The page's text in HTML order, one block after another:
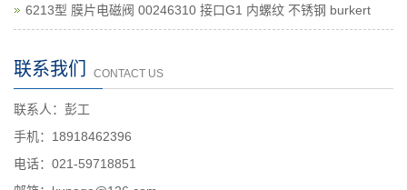
6213型 膜片电磁阀 00246310 接口G1 内螺纹 不锈钢 burkert
联系我们 CONTACT US
联系人：彭工
手机：18918462396
电话：021-59718851